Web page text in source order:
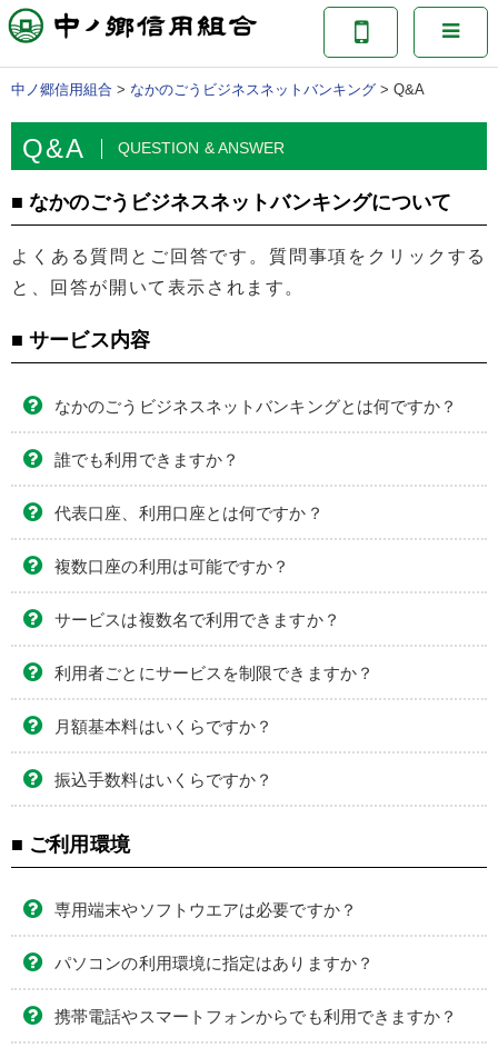
中ノ郷信用組合 > なかのごうビジネスネットバンキング > Q&A
Q&A QUESTION & ANSWER
■ なかのごうビジネスネットバンキングについて
よくある質問とご回答です。質問事項をクリックする
と、回答が開いて表示されます。
■ サービス内容
なかのごうビジネスネットバンキングとは何ですか？
誰でも利用できますか？
代表口座、利用口座とは何ですか？
複数口座の利用は可能ですか？
サービスは複数名で利用できますか？
利用者ごとにサービスを制限できますか？
月額基本料はいくらですか？
振込手数料はいくらですか？
■ ご利用環境
専用端末やソフトウエアは必要ですか？
パソコンの利用環境に指定はありますか？
携帯電話やスマートフォンからでも利用できますか？